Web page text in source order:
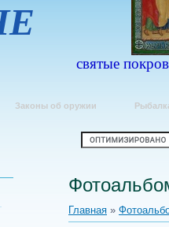
святые
Законы об оружии
Главная »